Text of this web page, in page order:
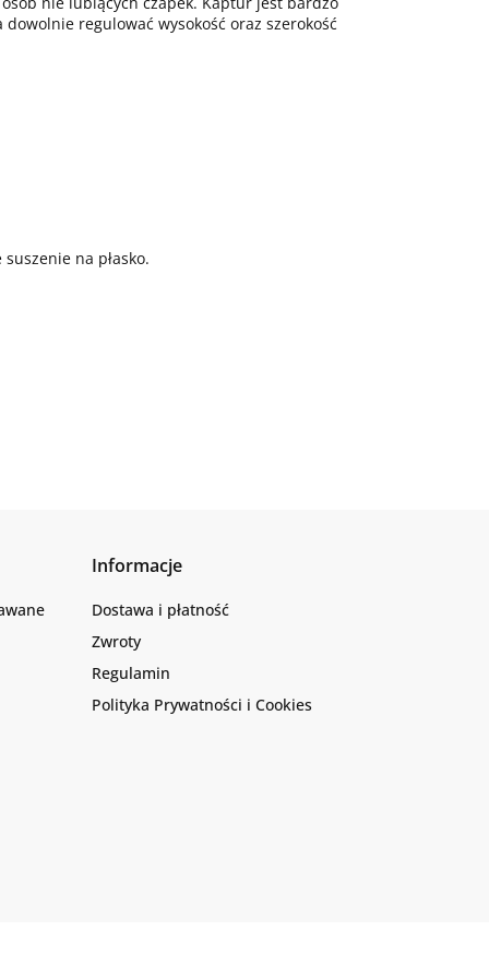
regulować wysokość oraz szerokość
na płasko.
Informacje
Dostawa i płatność
Zwroty
Regulamin
Polityka Prywatności i Cookies